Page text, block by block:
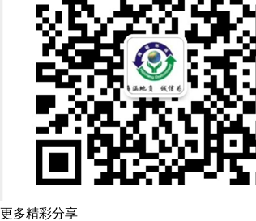
更多精彩分享